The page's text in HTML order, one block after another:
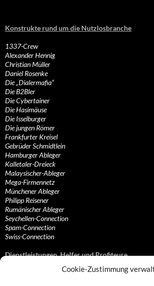
Cookie-Zustimmung
Konstrukte rund um die Nutzlosbranche
1337-Crew
Alexander Hennig
Christian Müller
Daniel Rosenke
Die „Dialermafia“
Die B2Bler
Die Cybertainer
Die Hasimäuse
Die Isselburger
Die jungen Römer
Frankfurter Kreisel
Gebrüder Schmidtlein
Hamburger Ableger
Kalletaler-Dreieck
Malaysischer-Ableger
Mega-Firmennetz
Münchener Ableger
Philipp Reisener
Rumänischer Ableger
Seychellen-Connection
Spam-Connection
Swiss-Connection
Dienstleistungen, Helfer und Profiteure
Anonymisierungsdienste, VPN- und Web-Proxy…